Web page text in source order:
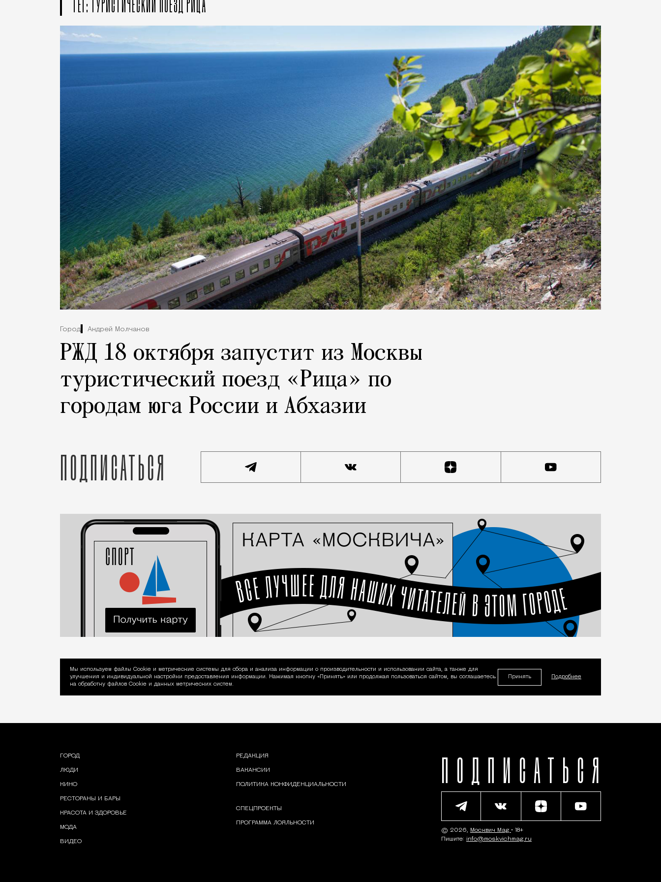
Город Андрей Молчанов
РЖД 18 октября запустит из Москвы
туристический поезд «Рица» по
городам юга России и Абхазии
Подписаться
Уведомление об использовании Cookie
Мы используем файлы Сookie и метрические системы для сбора и анализа информации о производительности и использовании сайта, а также для
улучшения и индивидуальной настройки предоставления информации. Нажимая кнопку «Принять» или продолжая пользоваться сайтом, вы соглашаетесь
на обработку файлов Cookie и данных метрических систем.
Принять Подробнее
ГОРОД
ЛЮДИ
КИНО
РЕСТОРАНЫ И БАРЫ
КРАСОТА И ЗДОРОВЬЕ
МОДА
ВИДЕО
РЕДАКЦИЯ
ВАКАНСИИ
ПОЛИТИКА КОНФИДЕНЦИАЛЬНОСТИ
СПЕЦПРОЕКТЫ
ПРОГРАММА ЛОЯЛЬНОСТИ
ПОДПИСАТЬСЯ
© 2026, Москвич Mag • 18+
Пишите: info@moskvichmag.ru